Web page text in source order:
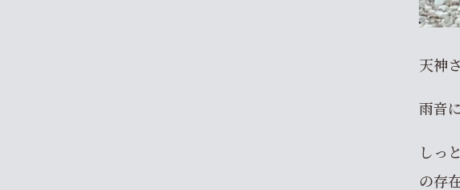
天神
雨音
しっ
の存